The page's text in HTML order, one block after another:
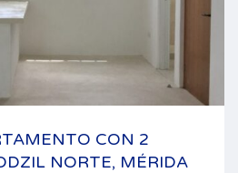
CON 2
NORTE, MÉRIDA